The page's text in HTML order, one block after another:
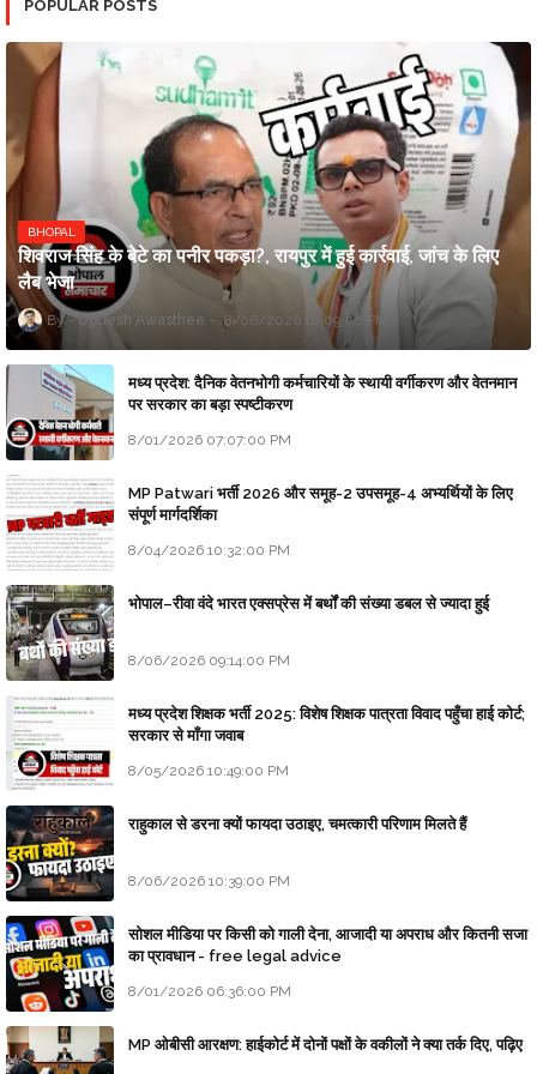
POPULAR POSTS
BHOPAL
शिवराज सिंह के बेटे का पनीर पकड़ा?, रायपुर में हुई कार्रवाई, जांच के लिए
लैब भेजा
Updesh Awasthee 8/06/2026 10:09:00 PM
मध्य प्रदेश: दैनिक वेतनभोगी कर्मचारियों के स्थायी वर्गीकरण और वेतनमान
पर सरकार का बड़ा स्पष्टीकरण
8/01/2026 07:07:00 PM
MP Patwari भर्ती 2026 और समूह-2 उपसमूह-4 अभ्यर्थियों के लिए
संपूर्ण मार्गदर्शिका
8/04/2026 10:32:00 PM
भोपाल–रीवा वंदे भारत एक्सप्रेस में बर्थों की संख्या डबल से ज्यादा हुई
8/06/2026 09:14:00 PM
मध्य प्रदेश शिक्षक भर्ती 2025: विशेष शिक्षक पात्रता विवाद पहुँचा हाई कोर्ट;
सरकार से माँगा जवाब
8/05/2026 10:49:00 PM
राहुकाल से डरना क्यों फायदा उठाइए, चमत्कारी परिणाम मिलते हैं
8/06/2026 10:39:00 PM
सोशल मीडिया पर किसी को गाली देना, आजादी या अपराध और कितनी सजा
का प्रावधान - free legal advice
8/01/2026 06:36:00 PM
MP ओबीसी आरक्षण: हाईकोर्ट में दोनों पक्षों के वकीलों ने क्या तर्क दिए, पढ़िए